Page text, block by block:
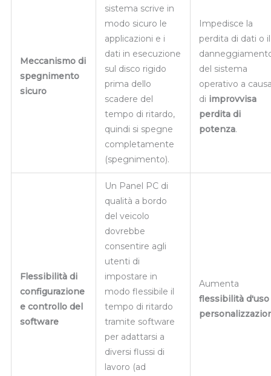
Meccanismo di
spegnimento
sicuro
sistema scrive in
modo sicuro le
applicazioni e i
dati in esecuzione
sul disco rigido
prima dello
scadere del
tempo di ritardo,
quindi si spegne
completamente
(spegnimento).
Impedisce la
perdita di dati o il
del sistema
operativo a
di improvvisa
perdita di
potenza.
Flessibilità di
configurazione
e controllo del
software
Un Panel PC di
qualità a bordo
del veicolo
dovrebbe
consentire agli
utenti di
impostare in
modo flessibile il
tempo di ritardo
tramite software
per adattarsi a
diversi flussi di
lavoro (ad
Aumenta
flessibilità d'uso